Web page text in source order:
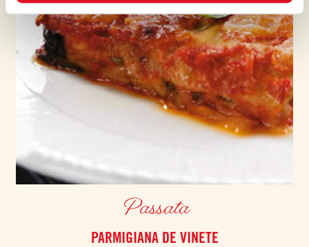
Passata
PARMIGIANA DE VINETE